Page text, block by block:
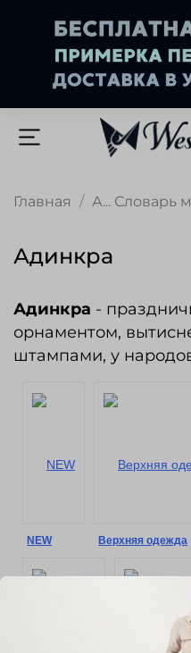
Главная А... Словарь
Адинкра
Адинкра -
орнаментом,
штампами, у
NEW Верхняя одежда